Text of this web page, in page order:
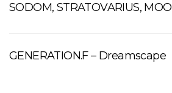
SODOM, STRATOVARIUS,
GENERATION.F – Dreamscape